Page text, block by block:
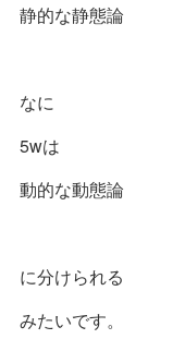
静的な静態論
なに
5wは
動的な動態論
に分けられる
みたいです。